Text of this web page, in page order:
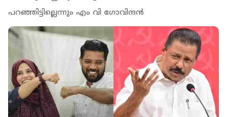
പറഞ്ഞിട്ടില്ലെന്നും എം വി ഗോവിന്ദന്‍